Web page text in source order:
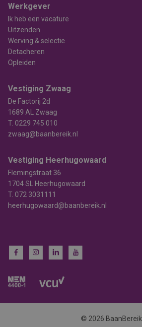
Werkgever
Ik heb een vacature
Uitzenden
Werving & selectie
Detacheren
Opleiden
Vestiging Zwaag
De Factorij 2d
1689 AL Zwaag
T. 0229 745 010
zwaag@baanbereik.nl
Vestiging Heerhugowaard
Flemingstraat 36
1704 SL Heerhugowaard
T. 072 3031111
heerhugowaard@baanbereik.nl
© 2026 BaanBereik